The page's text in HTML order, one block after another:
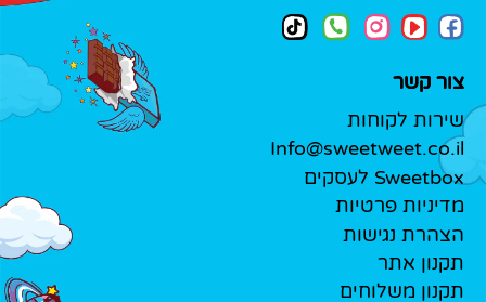
צור קשר
שירות לקוחות
Info@sweetweet.co.il
Sweetbox לעסקים
מדיניות פרטיות
הצהרת נגישות
תקנון אתר
תקנון משלוחים